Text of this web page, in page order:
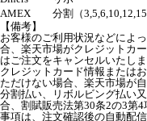
AMEX
分割（
【備考】
お客様のご利用状況などによ
合、楽天市場がクレジットカ
はご注文をキャンセルいたしま
クレジットカード情報または
ただけない場合、楽天市場が
分割払い、リボルビング払い
合、割賦販売法第30条2の3第
事項は、注文確認後の自動配